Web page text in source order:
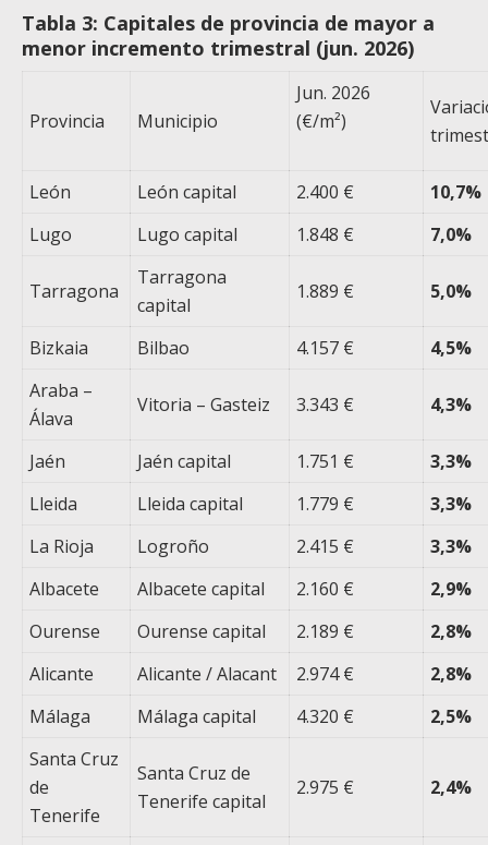
Tabla 3: Capitales de provincia de mayor a
menor incremento trimestral (jun. 2026)
Provincia Municipio
Jun. 2026
(€/m²)
León León capital 2.400 €
10,7%
Lugo
Lugo capital 1.848 € 7,0%
Tarragona
Tarragona
capital
1.889 € 5,0%
Bizkaia Bilbao 4.157 €
4,5%
Araba –
Álava
Vitoria – Gasteiz 3.343 € 4,3%
Jaén Jaén capital 1.751 €
3,3%
Lleida
Lleida capital 1.779 €
3,3%
La Rioja
Logroño 2.415 €
3,3%
Albacete
Albacete capital 2.160 €
2,9%
Ourense
Ourense capital 2.189 €
2,8%
Alicante
Alicante / Alacant 2.974 €
2,8%
Málaga
Málaga capital 4.320 €
2,5%
Santa Cruz
de
Tenerife
Santa Cruz de
Tenerife capital
2.975 € 2,4%